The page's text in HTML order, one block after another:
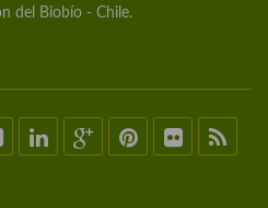
del Biobío - Chile.